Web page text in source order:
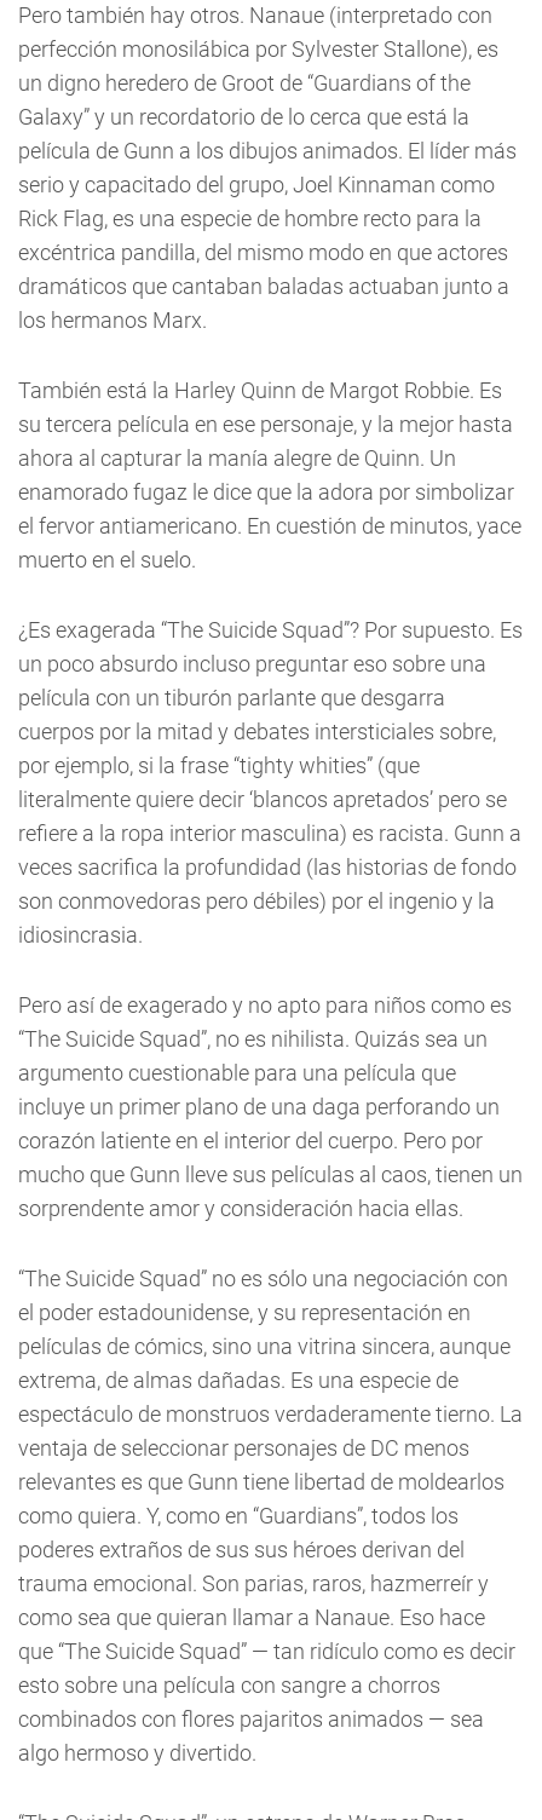
Pero también hay otros. Nanaue (interpretado con
perfección monosilábica por Sylvester Stallone), es
un digno heredero de Groot de “Guardians of the
Galaxy” y un recordatorio de lo cerca que está la
película de Gunn a los dibujos animados. El líder más
serio y capacitado del grupo, Joel Kinnaman como
Rick Flag, es una especie de hombre recto para la
excéntrica pandilla, del mismo modo en que actores
dramáticos que cantaban baladas actuaban junto a
los hermanos Marx.
También está la Harley Quinn de Margot Robbie. Es
su tercera película en ese personaje, y la mejor hasta
ahora al capturar la manía alegre de Quinn. Un
enamorado fugaz le dice que la adora por simbolizar
el fervor antiamericano. En cuestión de minutos, yace
muerto en el suelo.
¿Es exagerada “The Suicide Squad”? Por supuesto. Es
un poco absurdo incluso preguntar eso sobre una
película con un tiburón parlante que desgarra
cuerpos por la mitad y debates intersticiales sobre,
por ejemplo, si la frase “tighty whities” (que
literalmente quiere decir ‘blancos apretados’ pero se
refiere a la ropa interior masculina) es racista. Gunn a
veces sacrifica la profundidad (las historias de fondo
son conmovedoras pero débiles) por el ingenio y la
idiosincrasia.
Pero así de exagerado y no apto para niños como es
“The Suicide Squad”, no es nihilista. Quizás sea un
argumento cuestionable para una película que
incluye un primer plano de una daga perforando un
corazón latiente en el interior del cuerpo. Pero por
mucho que Gunn lleve sus películas al caos, tienen un
sorprendente amor y consideración hacia ellas.
“The Suicide Squad” no es sólo una negociación con
el poder estadounidense, y su representación en
películas de cómics, sino una vitrina sincera, aunque
extrema, de almas dañadas. Es una especie de
espectáculo de monstruos verdaderamente tierno. La
ventaja de seleccionar personajes de DC menos
relevantes es que Gunn tiene libertad de moldearlos
como quiera. Y, como en “Guardians”, todos los
poderes extraños de sus sus héroes derivan del
trauma emocional. Son parias, raros, hazmerreír y
como sea que quieran llamar a Nanaue. Eso hace
que “The Suicide Squad” — tan ridículo como es decir
esto sobre una película con sangre a chorros
combinados con flores pajaritos animados — sea
algo hermoso y divertido.